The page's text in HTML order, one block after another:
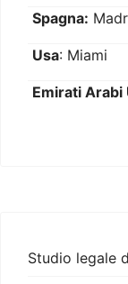
Spagna:
Usa: Miami
Emirati Arabi
Studio legale